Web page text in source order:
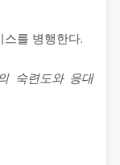
를 병행한다.
숙련도와 응대